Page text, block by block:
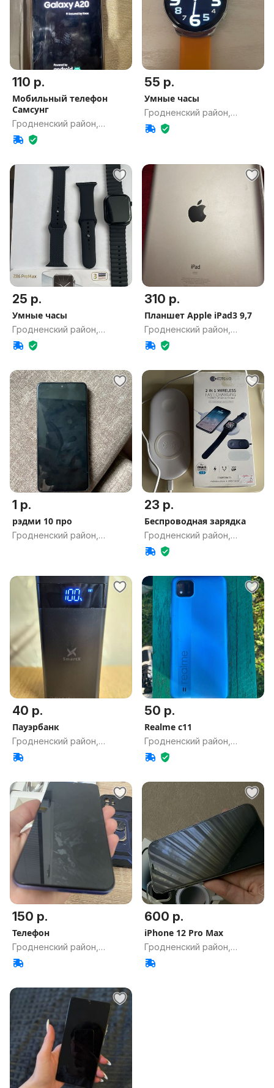
110 р.
Мобильный телефон
Самсунг
Гродненский район,
Гродненская обл.
55 р.
Умные часы
Гродненский район,
Гродненская обл.
25 р.
Умные часы
Гродненский район,
Гродненская обл.
310 р.
Планшет Apple iPad3 9,7
Гродненский район,
Гродненская обл.
1 р.
рэдми 10 про
Гродненский район,
23 р.
Беспроводная зарядка
Гродненский район,
Гродненская обл.
40 р.
Пауэрбанк
Гродненский район,
Гродненская обл.
50 р.
Realme c11
Гродненский район,
Гродненская обл.
150 р.
Телефон
Гродненский район,
Гродненская обл.
600 р.
iPhone 12 Pro Max
Гродненский район,
Гродненская обл.